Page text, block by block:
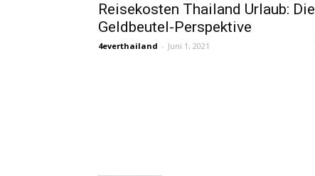
Reisekosten Thailand Urlaub: Die
Geldbeutel-Perspektive
4everthailand - Juni 1, 2021